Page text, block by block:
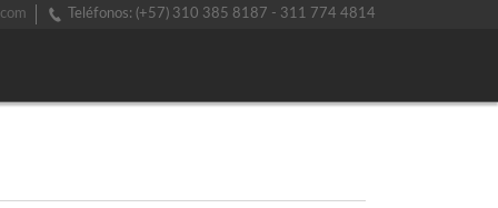
Teléfonos: (+57) 310 385 8187 - 311 774 4814